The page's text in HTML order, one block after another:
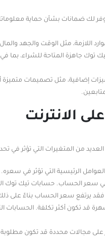
يوفر لك ضمانات بشأن حماية
اللازمة، مثل الوقت والجهد
جاهزة المتاحة للشراء، بما
إضافية، مثل تصميمات
الانترنت
من المتغيرات التي تؤثر في
الرئيسية التي تؤثر في
سعر الحساب. حسابات تيك توك
فقد يرتفع سعر الحساب بناءً على
تكون أكثر تكلفة. الحسابات
على مجالات محددة قد تكون